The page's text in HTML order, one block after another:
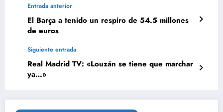
Entrada anterior
El Barça a tenido un respiro de 54.5 millones
de euros
Siguiente entrada
Real Madrid TV: «Louzán se tiene que marchar
ya…»